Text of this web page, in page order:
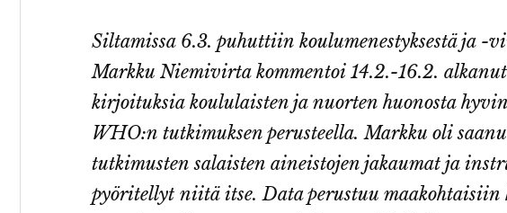
Siltamissa 6.3. puhuttiin koulumenestyksestä ja -
Markku Niemivirta kommentoi 14.2.-16.2.
kirjoituksia koululaisten ja nuorten huonosta
WHO:n tutkimuksen perusteella. Markku oli
tutkimusten salaisten aineistojen jakaumat ja
pyöritellyt niitä itse. Data perustuu maakohtaisiin